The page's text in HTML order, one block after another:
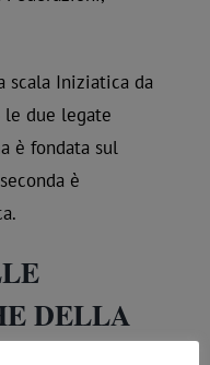
Iniziatica da
le due legate
è fondata sul
è
DELLA